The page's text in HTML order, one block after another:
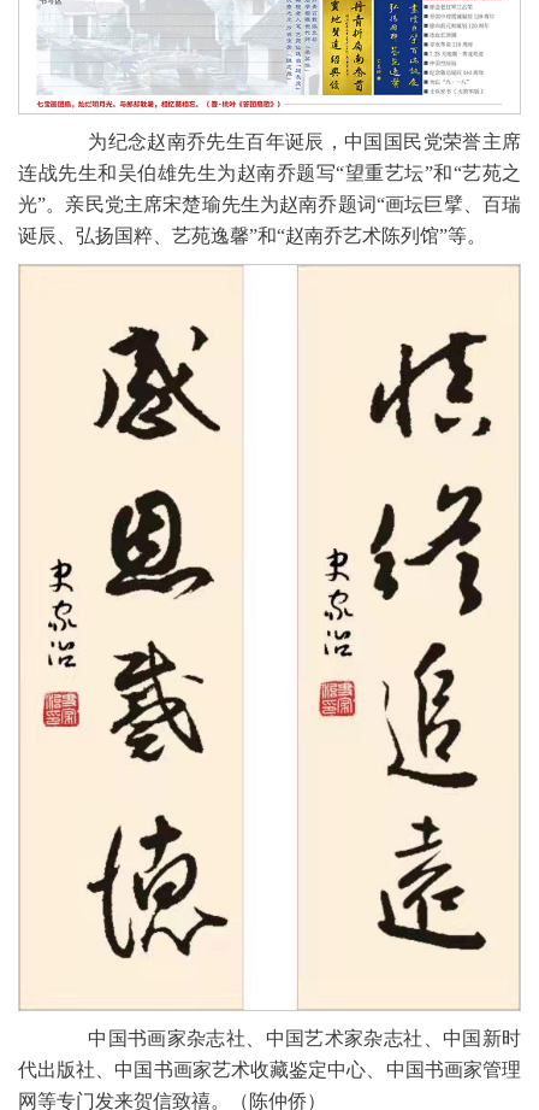
为纪念赵南乔先生百年诞辰，中国国民党荣誉主席
连战先生和吴伯雄先生为赵南乔题写“望重艺坛”和“艺苑之
光”。亲民党主席宋楚瑜先生为赵南乔题词“画坛巨擘、百瑞
诞辰、弘扬国粹、艺苑逸馨”和“赵南乔艺术陈列馆”等。
中国书画家杂志社、中国艺术家杂志社、中国新时
代出版社、中国书画家艺术收藏鉴定中心、中国书画家管理
网等专门发来贺信致禧。（陈仲侨）